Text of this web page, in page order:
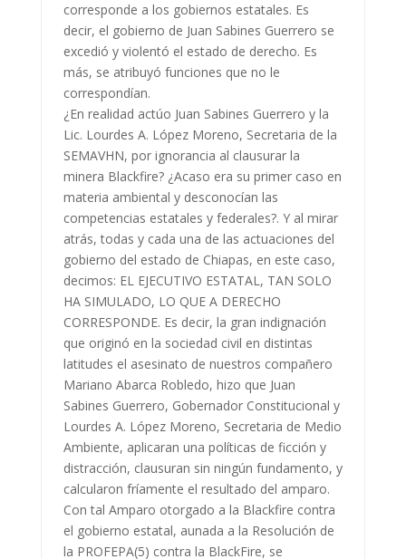
corresponde a los gobiernos estatales. Es
decir, el gobierno de Juan Sabines Guerrero se
excedió y violentó el estado de derecho. Es
más, se atribuyó funciones que no le
correspondían.
¿En realidad actúo Juan Sabines Guerrero y la
Lic. Lourdes A. López Moreno, Secretaria de la
SEMAVHN, por ignorancia al clausurar la
minera Blackfire? ¿Acaso era su primer caso en
materia ambiental y desconocían las
competencias estatales y federales?. Y al mirar
atrás, todas y cada una de las actuaciones del
gobierno del estado de Chiapas, en este caso,
decimos: EL EJECUTIVO ESTATAL, TAN SOLO
HA SIMULADO, LO QUE A DERECHO
CORRESPONDE. Es decir, la gran indignación
que originó en la sociedad civil en distintas
latitudes el asesinato de nuestros compañero
Mariano Abarca Robledo, hizo que Juan
Sabines Guerrero, Gobernador Constitucional y
Lourdes A. López Moreno, Secretaria de Medio
Ambiente, aplicaran una políticas de ficción y
distracción, clausuran sin ningún fundamento, y
calcularon fríamente el resultado del amparo.
Con tal Amparo otorgado a la Blackfire contra
el gobierno estatal, aunada a la Resolución de
la PROFEPA(5) contra la BlackFire, se